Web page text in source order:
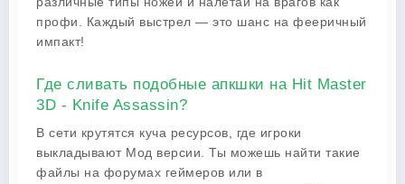
профи. Каждый выстрел — это шанс на фееричный
импакт!
Где сливать подобные апкшки на Hit Master
3D - Knife Assassin?
В сети крутятся куча ресурсов, где игроки
выкладывают Мод версии. Ты можешь найти такие
файлы на форумах геймеров или в